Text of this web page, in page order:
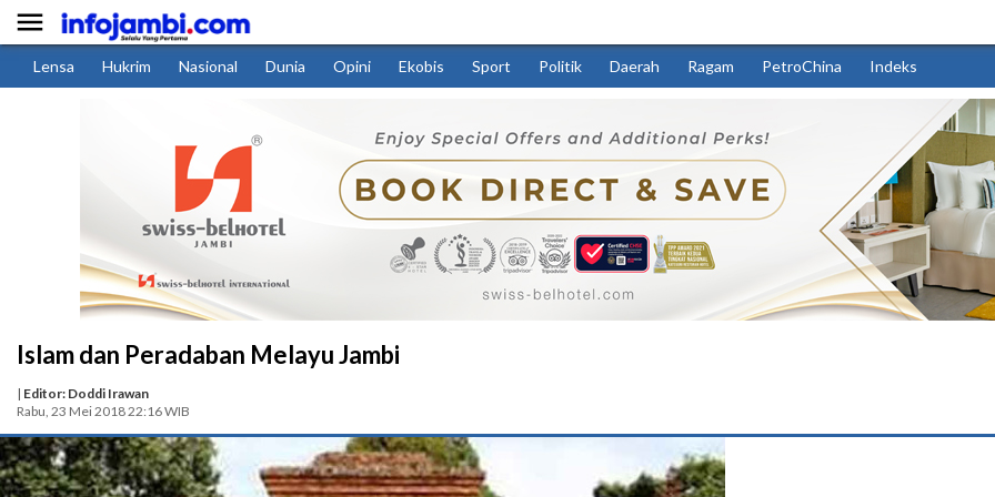

Lensa Hukrim Nasional Dunia Opini Ekobis Sport Politik Daerah Ragam PetroChina Indeks
Islam dan Peradaban Melayu Jambi
| Editor: Doddi Irawan
Rabu, 23 Mei 2018 22:16 WIB